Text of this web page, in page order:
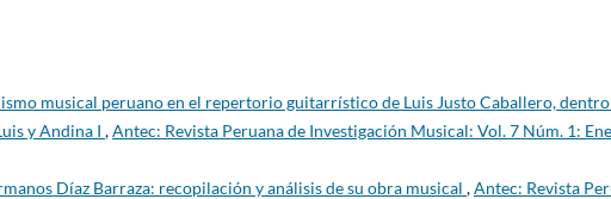
musical peruano en el repertorio guitarrístico de Luis Justo Caballero, dentro
y Andina I ,Antec: Revista Peruana de Investigación Musical: Vol. 7 Núm. 1:
Díaz Barraza: recopilación y análisis de su obra musical ,Antec: Revista